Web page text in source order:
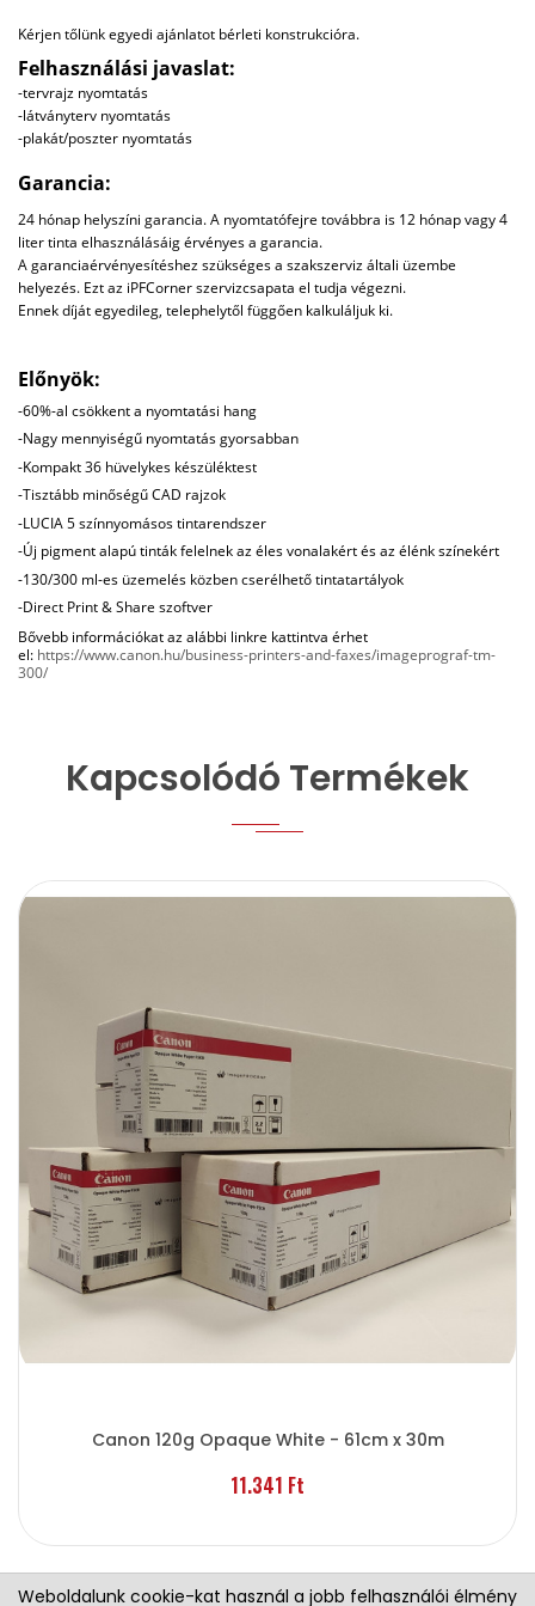
Kérjen tőlünk egyedi ajánlatot bérleti konstrukcióra.
Felhasználási javaslat:
-tervrajz nyomtatás
-látványterv nyomtatás
-plakát/poszter nyomtatás
Garancia:
24 hónap helyszíni garancia. A nyomtatófejre továbbra is 12 hónap vagy 4
liter tinta elhasználásáig érvényes a garancia.
A garanciaérvényesítéshez szükséges a szakszerviz általi üzembe
helyezés. Ezt az iPFCorner szervizcsapata el tudja végezni.
Ennek díját egyedileg, telephelytől függően kalkuláljuk ki.
Előnyök:
-60%-al csökkent a nyomtatási hang
-Nagy mennyiségű nyomtatás gyorsabban
-Kompakt 36 hüvelykes készüléktest
-Tisztább minőségű CAD rajzok
-LUCIA 5 színnyomásos tintarendszer
-Új pigment alapú tinták felelnek az éles vonalakért és az élénk színekért
-130/300 ml-es üzemelés közben cserélhető tintatartályok
-Direct Print & Share szoftver
Bővebb információkat az alábbi linkre kattintva érhet
el: https://www.canon.hu/business-printers-and-faxes/imageprograf-tm-
300/
Kapcsolódó Termékek
Canon 120g Opaque White - 61cm x 30m
11.341 Ft
Weboldalunk cookie-kat használ a jobb felhasználói élmény